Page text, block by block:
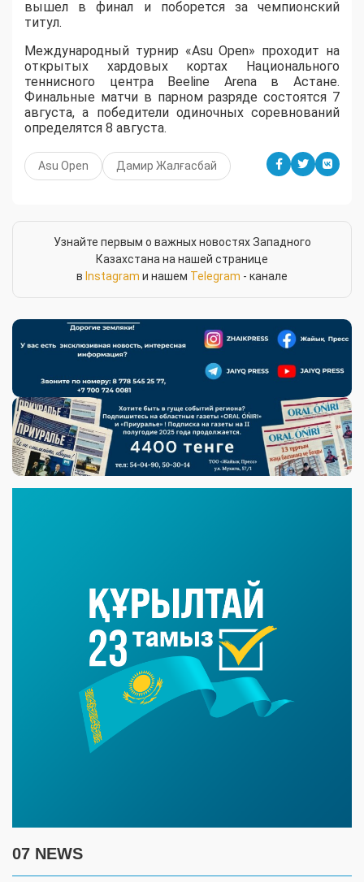
вышел в финал и поборется за чемпионский
титул.
Международный турнир «Asu Open» проходит на
открытых хардовых кортах Национального
теннисного центра Beeline Arena в Астане.
Финальные матчи в парном разряде состоятся 7
августа, а победители одиночных соревнований
определятся 8 августа.
Asu Open Дамир Жалғасбай
Узнайте первым о важных новостях Западного
Казахстана на нашей странице
в Instagram и нашем Telegram - канале
07 NEWS